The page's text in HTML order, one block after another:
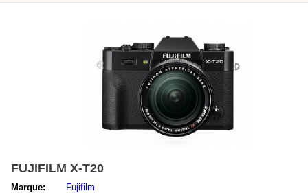
FUJIFILM X-T20
Marque:
Fujifilm